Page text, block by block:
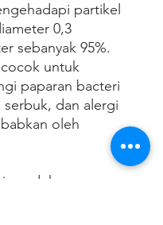
partikel
0,3
sebanyak 95%.
untuk
paparan bacteri
serbuk, dan alergi
oleh
produk